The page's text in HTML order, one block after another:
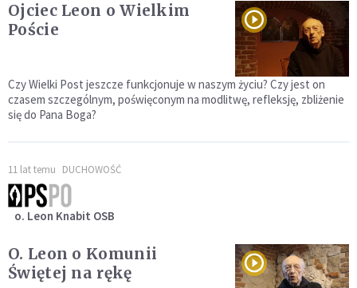
Ojciec Leon o Wielkim
Poście
Czy Wielki Post jeszcze funkcjonuje w naszym życiu? Czy jest on
czasem szczególnym, poświęconym na modlitwę, refleksję, zbliżenie
się do Pana Boga?
11 lat temu DUCHOWOŚĆ
o. Leon Knabit OSB
O. Leon o Komunii
Świętej na rękę